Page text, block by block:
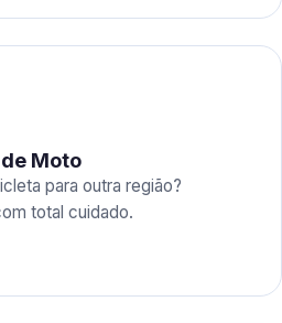
Moto
para outra região?
total cuidado.